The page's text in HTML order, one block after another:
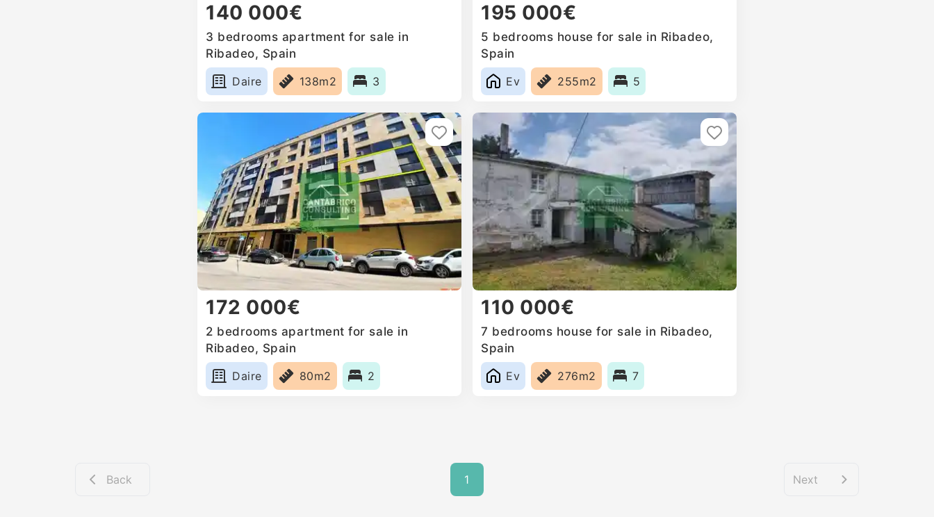
140 000€
3 bedrooms apartment for sale in
Ribadeo, Spain
Daire
138m2 3
195 000€
5 bedrooms house for sale in Ribadeo,
Spain
Ev
255m2 5
172 000€
2 bedrooms apartment for sale in
Ribadeo, Spain
Daire
80m2 2
110 000€
7 bedrooms house for sale in Ribadeo,
Spain
Ev
276m2 7
Back 1 Next